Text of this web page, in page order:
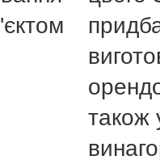
також